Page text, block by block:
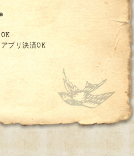
プリ決済OK